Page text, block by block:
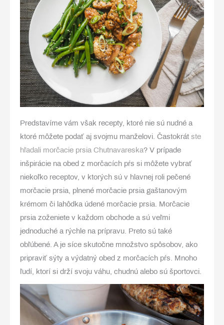
Predstavíme vám však recepty, ktoré nie sú nudné a
ktoré môžete podať aj svojmu manželovi. Častokrát ste
hľadali morčacie prsia Chutnavareska? V prípade
inšpirácie na obed z morčacích pŕs si môžete vybrať
niekoľko receptov, v ktorých sú v hlavnej roli pečené
morčacie prsia, plnené morčacie prsia gaštanovým
krémom či lahôdka údené morčacie prsia. Morčacie
prsia zoženiete v každom obchode a sú veľmi
jednoduché a rýchle na prípravu. Preto sú také
obľúbené. A je síce skutočne množstvo spôsobov, ako
pripraviť sýty a výdatný obed z morčacích pŕs. Mnoho
ľudí, ktorí si drží svoju váhu, chudnú alebo sú športovci.